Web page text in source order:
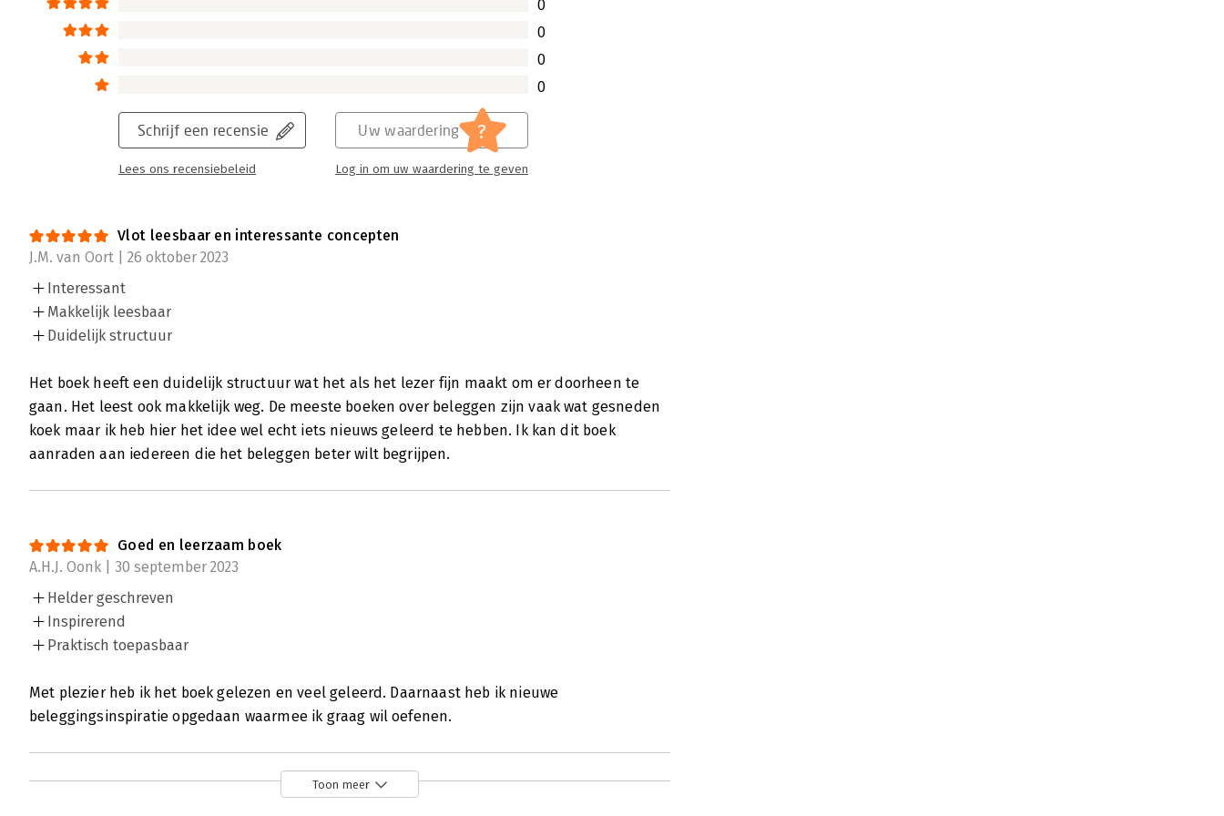
0
0
0
0
Schrijf een recensie
Lees ons recensiebeleid
Uw waardering ?
Log in om uw waardering te geven
Vlot leesbaar en interessante concepten
J.M. van Oort | 26 oktober 2023
Interessant
Makkelijk leesbaar
Duidelijk structuur
Het boek heeft een duidelijk structuur wat het als het lezer fijn maakt om er doorheen te
gaan. Het leest ook makkelijk weg. De meeste boeken over beleggen zijn vaak wat gesneden
koek maar ik heb hier het idee wel echt iets nieuws geleerd te hebben. Ik kan dit boek
aanraden aan iedereen die het beleggen beter wilt begrijpen.
Goed en leerzaam boek
A.H.J. Oonk | 30 september 2023
Helder geschreven
Inspirerend
Praktisch toepasbaar
Met plezier heb ik het boek gelezen en veel geleerd. Daarnaast heb ik nieuwe
beleggingsinspiratie opgedaan waarmee ik graag wil oefenen.
Toon meer